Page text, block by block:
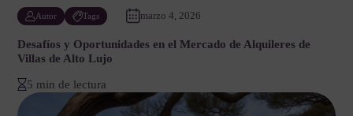
Autor Tags marzo 4, 2026
Desafíos y Oportunidades en el Mercado de Alquileres de
Villas de Alto Lujo
5 min de lectura